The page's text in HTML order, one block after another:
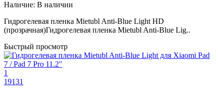
Наличие: В наличии
Гидрогелевая пленка Mietubl Anti-Blue Light HD
(прозрачная)Гидрогелевая пленка Mietubl Anti-Blue Lig..
Быстрый просмотр
1
19131